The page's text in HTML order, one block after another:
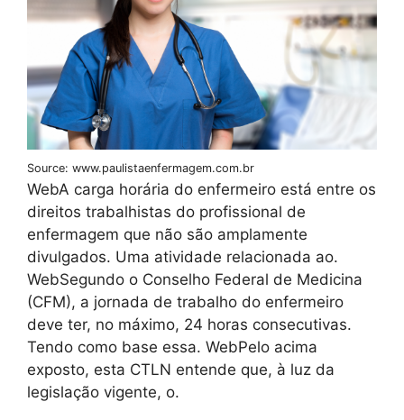
Source: www.paulistaenfermagem.com.br
WebA carga horária do enfermeiro está entre os
direitos trabalhistas do profissional de
enfermagem que não são amplamente
divulgados. Uma atividade relacionada ao.
WebSegundo o Conselho Federal de Medicina
(CFM), a jornada de trabalho do enfermeiro
deve ter, no máximo, 24 horas consecutivas.
Tendo como base essa. WebPelo acima
exposto, esta CTLN entende que, à luz da
legislação vigente, o.